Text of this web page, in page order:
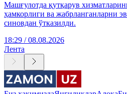
Машғулотда қутқарув
ҳамкорлиги ва жабрланганларни
синовдан ўтказилди.
18:29 / 08.08.2026
Лента